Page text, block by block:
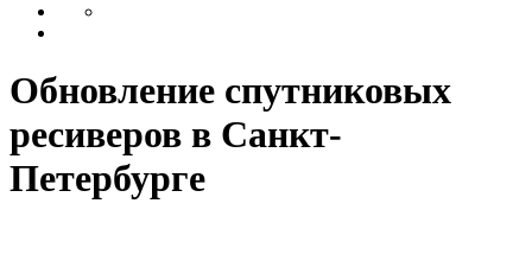
Обновление спутниковых
ресиверов в Санкт-
Петербурге